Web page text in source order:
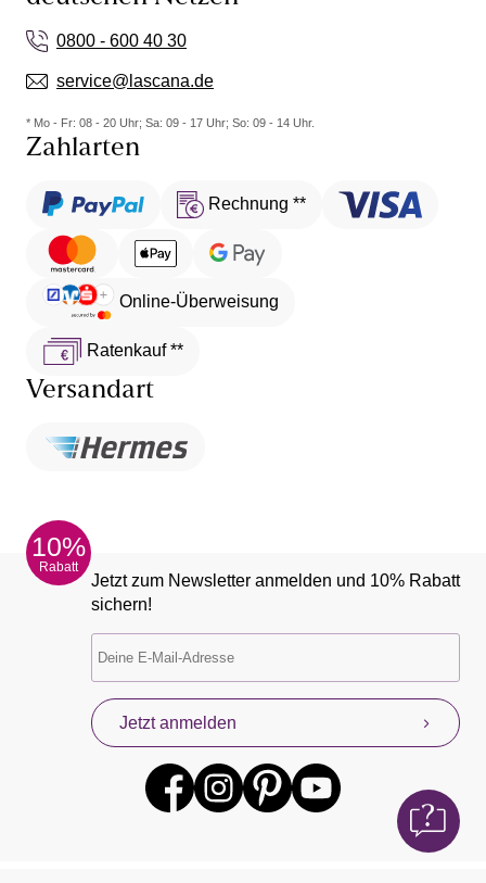
0800 - 600 40 30
service@lascana.de
* Mo - Fr: 08 - 20 Uhr; Sa: 09 - 17 Uhr; So: 09 - 14 Uhr.
Zahlarten
Rechnung **
Online-Überweisung
Ratenkauf **
Versandart
10%
Rabatt
Jetzt zum Newsletter anmelden und 10% Rabatt
sichern!
Jetzt anmelden